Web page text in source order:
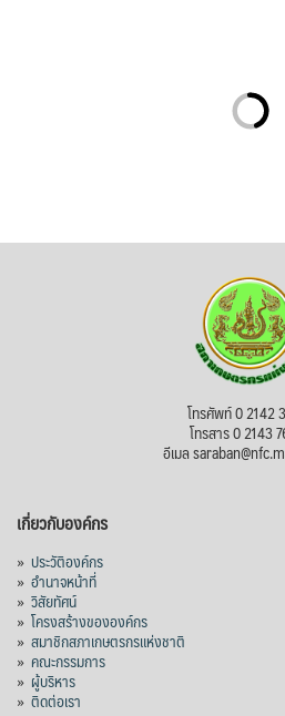
โทรศัพท์ 0 2142
โทรสาร 0 2143
อีเมล
เกี่ยวกับองค์กร
» ประวัติองค์กร
» อำนาจหน้าที่
» วิสัยทัศน์
» โครงสร้างขององค์กร
» สมาชิกสภาเกษตรกรแห่งชาติ
» คณะกรรมการ
» ผู้บริหาร
» ติดต่อเรา